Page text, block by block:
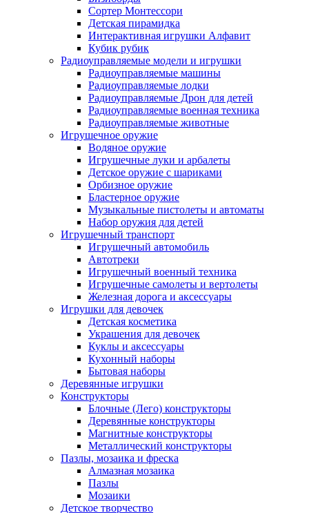
Сортер Монтессори
Детская пирамидка
Интерактивная игрушки Алфавит
Кубик рубик
Радиоуправляемые модели и игрушки
Радиоуправляемые машины
Радиоуправляемые лодки
Радиоуправляемые Дрон для детей
Радиоуправляемые военная техника
Радиоуправляемые животные
Игрушечное оружие
Водяное оружие
Игрушечные луки и арбалеты
Детское оружие с шариками
Орбизное оружие
Бластерное оружие
Музыкальные пистолеты и автоматы
Набор оружия для детей
Игрушечный транспорт
Игрушечный автомобиль
Aвтотреки
Игрушечный военный техника
Игрушечные самолеты и вертолеты
Железная дорога и аксессуары
Игрушки для девочек
Детская косметика
Украшения для девочек
Куклы и аксессуары
Кухонный наборы
Бытовая наборы
Деревянные игрушки
Конструкторы
Блочные (Лего) конструкторы
Деревянные конструкторы
Магнитные конструкторы
Металлический конструкторы
Пазлы, мозаика и фреска
Алмазная мозаика
Пазлы
Мозаики
Детское творчество